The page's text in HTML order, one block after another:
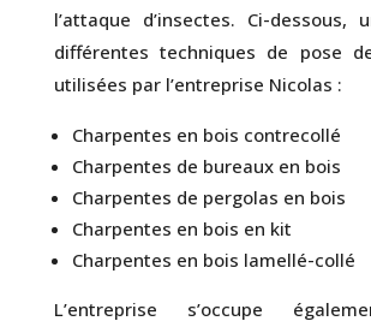
l’attaque d’insectes. Ci-dessous,
différentes techniques de pose
utilisées par l’entreprise Nicolas :
Charpentes en bois contrecollé
Charpentes de bureaux en bois
Charpentes de pergolas en bois
Charpentes en bois en kit
Charpentes en bois lamellé-collé
L’entreprise s’occupe